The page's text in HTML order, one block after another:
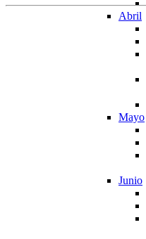
Abril
Mayo
Junio